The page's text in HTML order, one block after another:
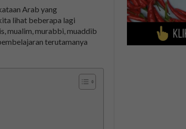
Arab yang
lihat beberapa lagi
mualim, murabbi, muaddib
terutamanya